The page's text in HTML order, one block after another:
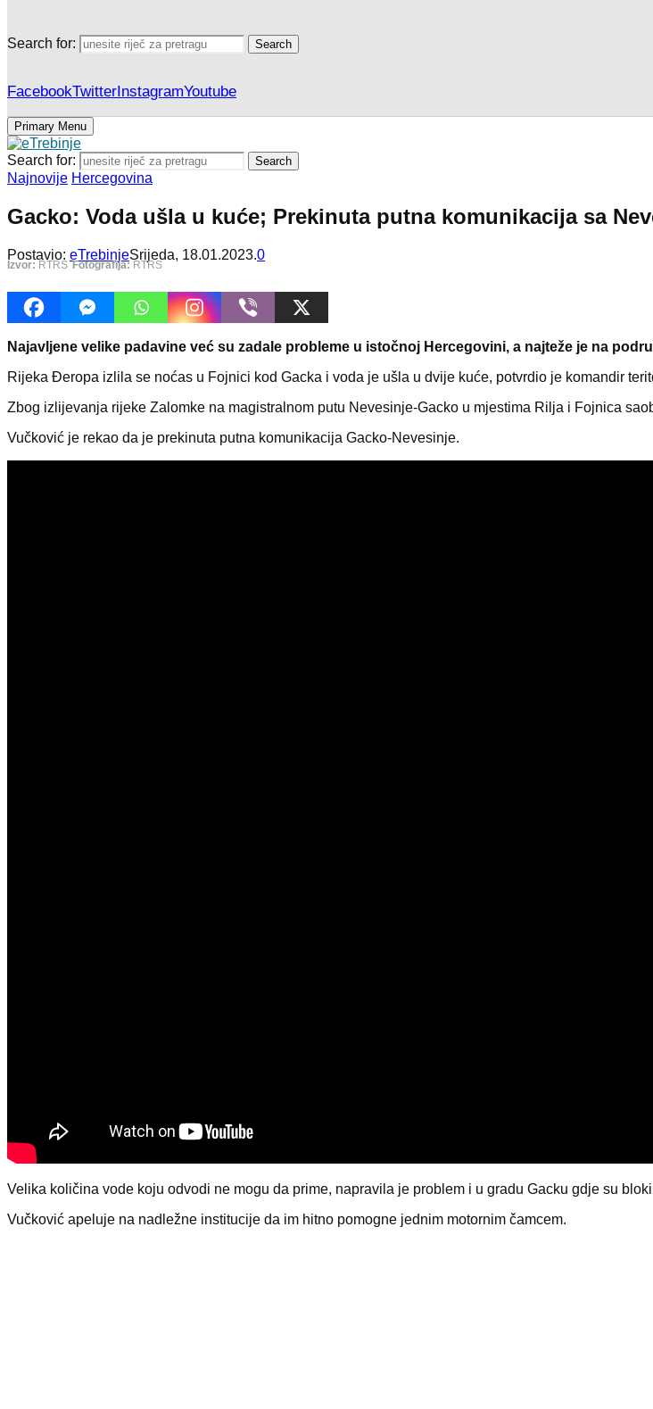
Search for: Search
FacebookTwitterInstagramYoutube
Primary Menu
Search for: Search
Najnovije Hercegovina
Gacko: Voda ušla u kuće; Prekinuta putna komunikacija sa
Postavio: eTrebinjeSrijeda, 18.01.2023.0
Izvor: RTRS Fotografija: RTRS
Najavljene velike padavine već su zadale probleme u istočnoj Hercegovini, a najteže je na
Rijeka Đeropa izlila se noćas u Fojnici kod Gacka i voda je ušla u dvije kuće, potvrdio je komandir
Zbog izlijevanja rijeke Zalomke na magistralnom putu Nevesinje-Gacko u mjestima Rilja i Fojnica
Vučković je rekao da je prekinuta putna komunikacija Gacko-Nevesinje.
Velika količina vode koju odvodi ne mogu da prime, napravila je problem i u gradu Gacku gdje su
Vučković apeluje na nadležne institucije da im hitno pomogne jednim motornim čamcem.